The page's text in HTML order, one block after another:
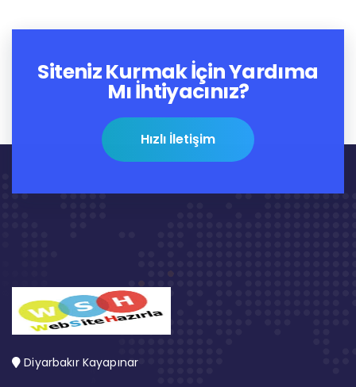
Siteniz Kurmak İçin Yardıma
Mı İhtiyacınız?
Hızlı İletişim
Diyarbakır Kayapınar